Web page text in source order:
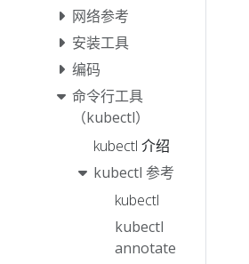
网络参考
安装工具
编码
命令行工具
（kubectl）
kubectl 介绍
kubectl 参考
kubectl
kubectl
annotate